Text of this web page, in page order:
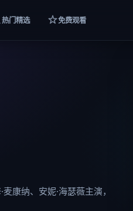
热门精选 免费观看
康纳、安妮·海瑟薇主演，